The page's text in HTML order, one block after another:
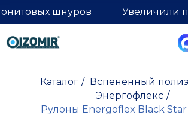
Увеличили
шнуров
Каталог / Вспененный
Энергофлекс /
Рулоны Energoflex Black Star